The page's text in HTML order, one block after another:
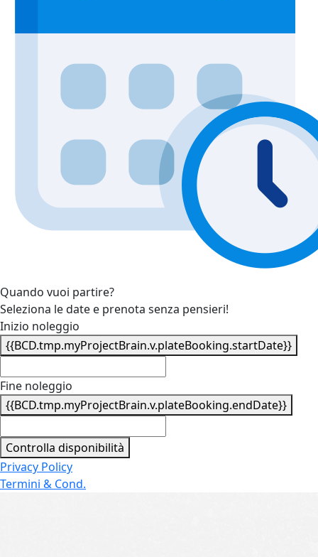
Quando vuoi partire?
Seleziona le date e prenota senza pensieri!
Inizio noleggio
{{BCD.tmp.myProjectBrain.v.plateBooking.startDate}}
Fine noleggio
{{BCD.tmp.myProjectBrain.v.plateBooking.endDate}}
Controlla disponibilità
Privacy Policy
Termini & Cond.